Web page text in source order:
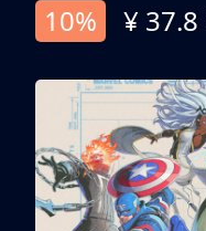
10%
¥ 37.8